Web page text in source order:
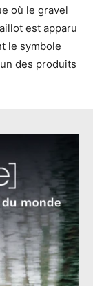
où le gravel
est apparu
le symbole
des produits